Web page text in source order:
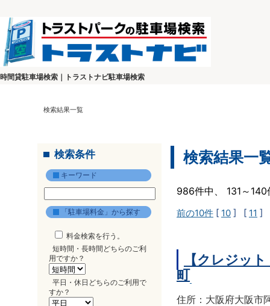
時間貸駐車場検索｜トラストナビ駐車場検索
検索結果一覧
検索条件
キーワード
「駐車場料金」から探す
料金検索を行う。
短時間・長時間どちらのご利
用ですか？
平日・休日どちらのご利用で
すか？
検索結果一
986件中、 131～
前の10件 [ 10 ] [ 11 ]
【クレジッ
町
住所：大阪府大阪市